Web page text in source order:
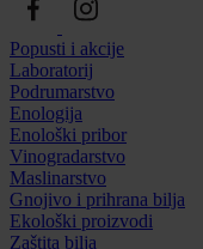
Popusti i akcije
Laboratorij
Podrumarstvo
Enologija
Enološki pribor
Vinogradarstvo
Maslinarstvo
Gnojivo i prihrana bilja
Ekološki proizvodi
Zaštita bilja